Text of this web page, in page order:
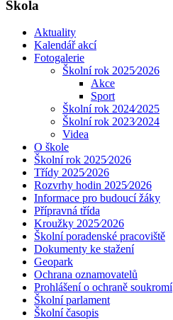
Škola
Aktuality
Kalendář akcí
Fotogalerie
Školní rok 2025⁄2026
Akce
Sport
Školní rok 2024⁄2025
Školní rok 2023⁄2024
Videa
O škole
Školní rok 2025⁄2026
Třídy 2025⁄2026
Rozvrhy hodin 2025⁄2026
Informace pro budoucí žáky
Přípravná třída
Kroužky 2025⁄2026
Školní poradenské pracoviště
Dokumenty ke stažení
Geopark
Ochrana oznamovatelů
Prohlášení o ochraně soukromí
Školní parlament
Školní časopis